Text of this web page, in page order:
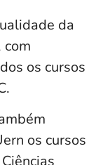
da
com
os cursos
os cursos